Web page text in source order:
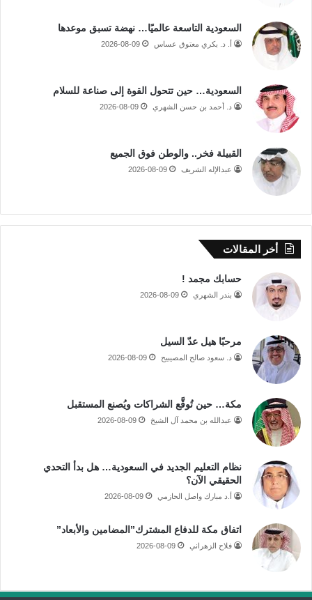
السعودية التاسعة عالميًا… نهضة تسبق موعدها
أ. د. بكري معتوق عساس 2026-08-09
السعودية… حين تتحول القوة إلى صناعة للسلام
د. أحمد بن حسن الشهري 2026-08-09
القبيلة فخر.. والوطن فوق الجميع
عبدالإله الشريف 2026-08-09
أخر المقالات
حسابك مجمد !
بندر الشهري 2026-08-09
مرحبًا هيل عدّ السيل
د. سعود صالح المصيبيح 2026-08-09
مكة… حين تُوقَّع الشراكات ويُصنع المستقبل
عبدالله بن محمد آل الشيخ 2026-08-09
نظام التعليم الجديد في السعودية… هل بدأ التحدي
الحقيقي الآن؟
أ.د مبارك واصل الحازمي 2026-08-09
اتفاق مكة للدفاع المشترك”المضامين والأبعاد”
فلاح الزهراني 2026-08-09